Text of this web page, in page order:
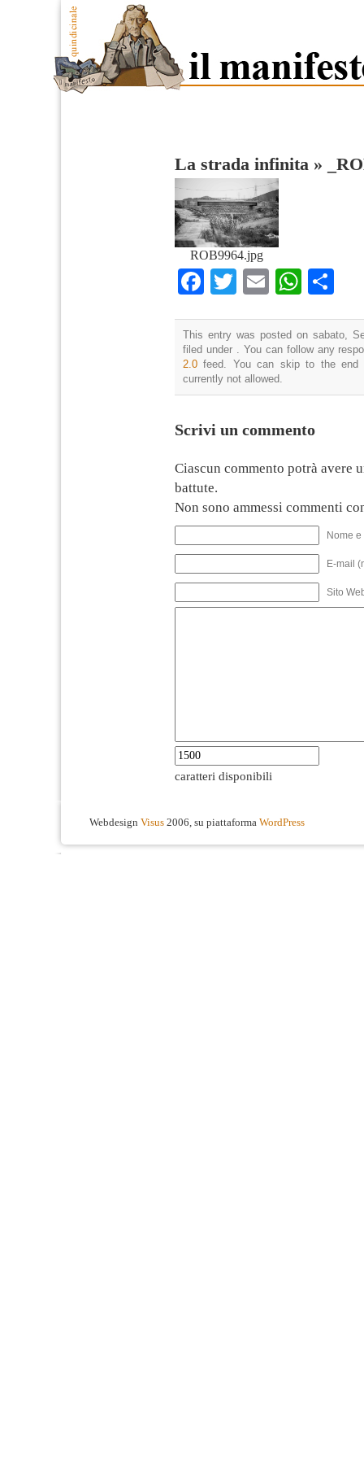
La strada infinita »
ROB9964.jpg
Facebook
TwitterEmail
This entry was posted on sabato,
filed under . You can follow any
2.0 feed. You can skip to the end
currently not allowed.
Scrivi un commento
Ciascun commento potrà avere
battute.
Non sono ammessi commenti
Nome
E-mail
Sito
caratteri disponibili
Webdesign Visus 2006, su piattaforma WordPress